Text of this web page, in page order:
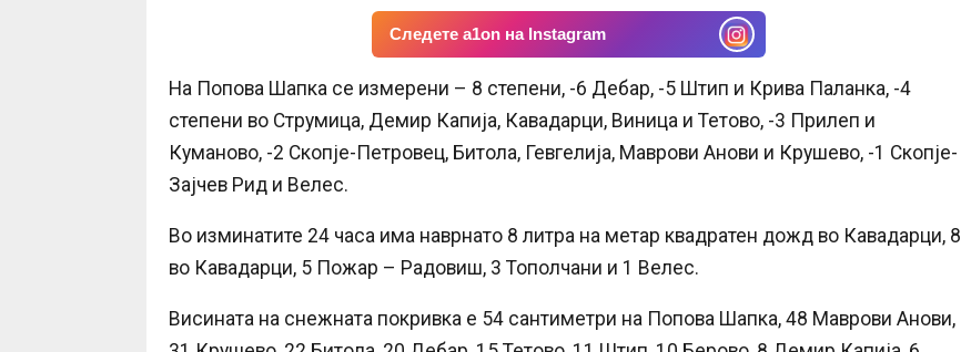
Следете a1on на Instagram
На Попова Шапка се измерени – 8 степени, -6 Дебар, -5 Штип и Крива Паланка, -4
степени во Струмица, Демир Капија, Кавадарци, Виница и Тетово, -3 Прилеп и
Куманово, -2 Скопје-Петровец, Битола, Гевгелија, Маврови Анови и Крушево, -1 Скопје-
Зајчев Рид и Велес.
Во изминатите 24 часа има наврнато 8 литра на метар квадратен дожд во Кавадарци, 8
во Кавадарци, 5 Пожар – Радовиш, 3 Тополчани и 1 Велес.
Висината на снежната покривка е 54 сантиметри на Попова Шапка, 48 Маврови Анови,